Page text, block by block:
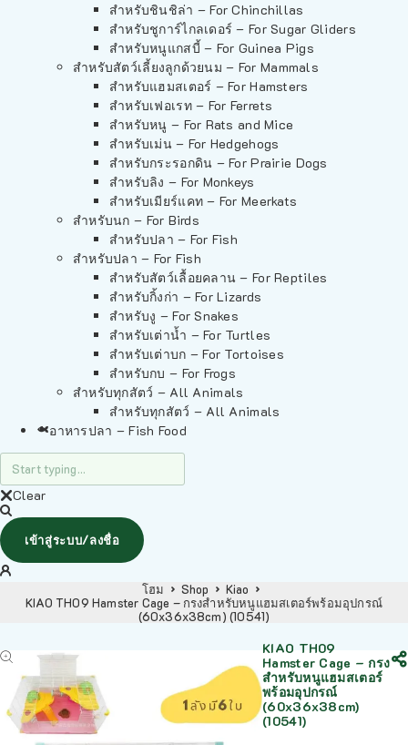
สำหรับชินชิล่า – For Chinchillas
สำหรับชูการ์ไกลเดอร์ – For Sugar Gliders
สำหรับหนูแกสบี้ – For Guinea Pigs
สำหรับสัตว์เลี้ยงลูกด้วยนม – For Mammals
สำหรับแฮมสเตอร์ – For Hamsters
สำหรับเฟอเรท – For Ferrets
สำหรับหนู – For Rats and Mice
สำหรับเม่น – For Hedgehogs
สำหรับกระรอกดิน – For Prairie Dogs
สำหรับลิง – For Monkeys
สำหรับเมียร์แคท – For Meerkats
สำหรับนก – For Birds
สำหรับปลา – For Fish
สำหรับปลา – For Fish
สำหรับสัตว์เลื้อยคลาน – For Reptiles
สำหรับกิ้งก่า – For Lizards
สำหรับงู – For Snakes
สำหรับเต่าน้ำ – For Turtles
สำหรับเต่าบก – For Tortoises
สำหรับกบ – For Frogs
สำหรับทุกสัตว์ – All Animals
สำหรับทุกสัตว์ – All Animals
อาหารปลา – Fish Food
Clear
เข้าสู่ระบบ/ลงชื่อ
โฮม Shop
Kiao
KIAO TH09 Hamster Cage – กรงสำหรับหนูแฮมสเตอร์พร้อมอุปกรณ์
(60x36x38cm) (10541)
KIAO TH09
Hamster Cage – กรง
สำหรับหนูแฮมสเตอร์
พร้อมอุปกรณ์
(60x36x38cm)
(10541)